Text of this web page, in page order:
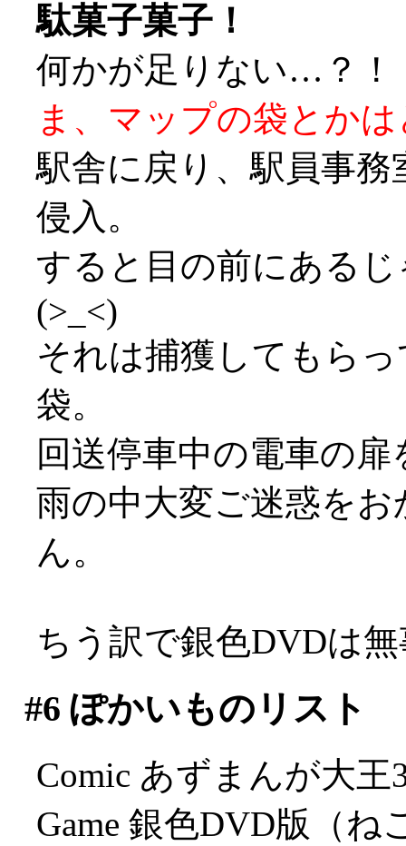
駄菓子菓子！
何かが足りない…？！
ま、マップの袋とか
駅舎に戻り、駅員事
侵入。
すると目の前にある
(>_<)
それは捕獲してもら
袋。
回送停車中の電車の
雨の中大変ご迷惑を
ん。
ちう訳で銀色DVDは
#6 ぽかいものリスト
Comic あずまんが大王
Game 銀色DVD版（